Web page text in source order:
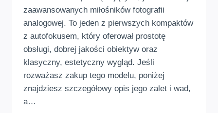
zaawansowanych miłośników fotografii
analogowej. To jeden z pierwszych kompaktów
z autofokusem, który oferował prostotę
obsługi, dobrej jakości obiektyw oraz
klasyczny, estetyczny wygląd. Jeśli
rozważasz zakup tego modelu, poniżej
znajdziesz szczegółowy opis jego zalet i wad,
a…